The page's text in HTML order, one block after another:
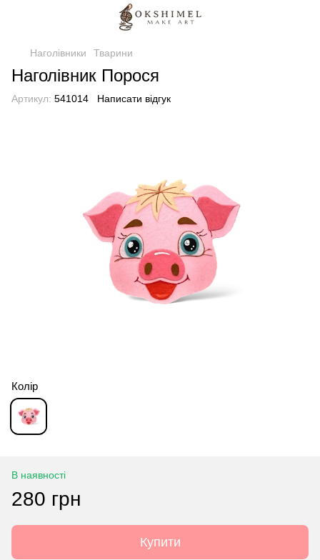
Наголівники Тварини
Наголівник Порося
Артикул: 541014 Написати відгук
Колір
В наявності
280 грн
Купити